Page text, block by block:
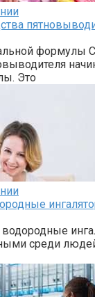
формулы
Это
среди